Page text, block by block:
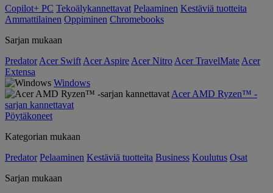
Copilot+ PC Tekoälykannettavat Pelaaminen Kestäviä tuotteita
Ammattilainen Oppiminen Chromebooks
Sarjan mukaan
Predator Acer Swift Acer Aspire Acer Nitro Acer TravelMate Acer
Extensa
Windows
Acer AMD Ryzen™ -
sarjan kannettavat
Pöytäkoneet
Kategorian mukaan
Predator Pelaaminen Kestäviä tuotteita Business Koulutus Osat
Sarjan mukaan